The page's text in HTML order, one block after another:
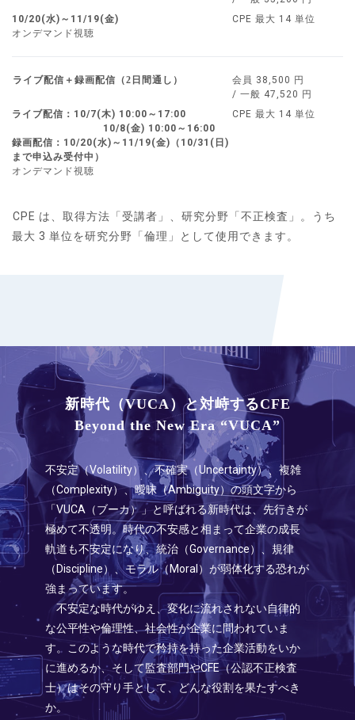
10/20(水)～11/19(金)
オンデマンド視聴
CPE 最大 14 単位
ライブ配信＋録画配信（2日間通し）
会員 38,500 円
/ 一般 47,520 円
ライブ配信：10/7(木) 10:00～17:00
10/8(金) 10:00～16:00
録画配信：10/20(水)～11/19(金)（10/31(日)
まで申込み受付中）
オンデマンド視聴
CPE 最大 14 単位
CPE は、取得方法「受講者」、研究分野「不正検査」。うち
最大 3 単位を研究分野「倫理」として使用できます。
新時代（VUCA）と対峙するCFE
Beyond the New Era “VUCA”
不安定（Volatility）、不確実（Uncertainty）、複雑
（Complexity）、曖昧（Ambiguity）の頭文字から
「VUCA（ブーカ）」と呼ばれる新時代は、先行きが
極めて不透明。時代の不安感と相まって企業の成長
軌道も不安定になり、統治（Governance）、規律
（Discipline）、モラル（Moral）が弱体化する恐れが
強まっています。
不安定な時代がゆえ、変化に流れされない自律的
な公平性や倫理性、社会性が企業に問われていま
す。このような時代で矜持を持った企業活動をいか
に進めるか、そして監査部門やCFE（公認不正検査
士）はその守り手として、どんな役割を果たすべき
か。